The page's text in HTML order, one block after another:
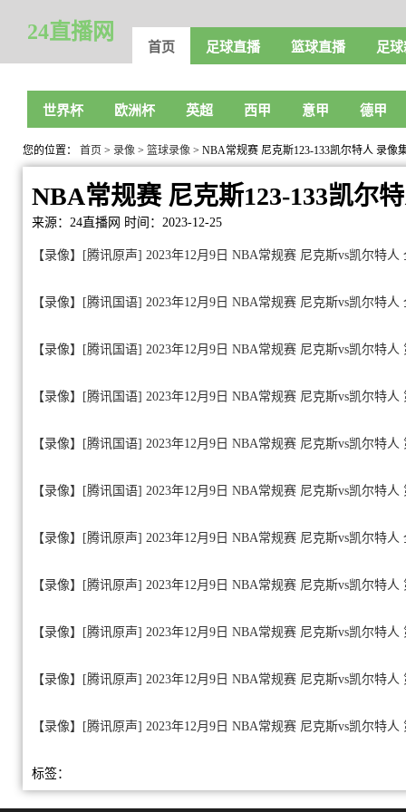
24直播网
首页 足球直播 篮球直播 足
世界杯 欧洲杯 英超 西甲 意甲 德甲
您的位置： 首页 > 录像 > 篮球录像 > NBA常规赛 尼克斯123-133凯尔特人 录像
NBA常规赛 尼克斯123-133凯尔
来源：24直播网 时间：2023-12-25
【录像】[腾讯原声] 2023年12月9日 NBA常规赛 尼克斯vs凯尔特人
【录像】[腾讯国语] 2023年12月9日 NBA常规赛 尼克斯vs凯尔特人
【录像】[腾讯国语] 2023年12月9日 NBA常规赛 尼克斯vs凯尔特人
【录像】[腾讯国语] 2023年12月9日 NBA常规赛 尼克斯vs凯尔特人
【录像】[腾讯国语] 2023年12月9日 NBA常规赛 尼克斯vs凯尔特人
【录像】[腾讯国语] 2023年12月9日 NBA常规赛 尼克斯vs凯尔特人
【录像】[腾讯原声] 2023年12月9日 NBA常规赛 尼克斯vs凯尔特人
【录像】[腾讯原声] 2023年12月9日 NBA常规赛 尼克斯vs凯尔特人
【录像】[腾讯原声] 2023年12月9日 NBA常规赛 尼克斯vs凯尔特人
【录像】[腾讯原声] 2023年12月9日 NBA常规赛 尼克斯vs凯尔特人
【录像】[腾讯原声] 2023年12月9日 NBA常规赛 尼克斯vs凯尔特人
标签：